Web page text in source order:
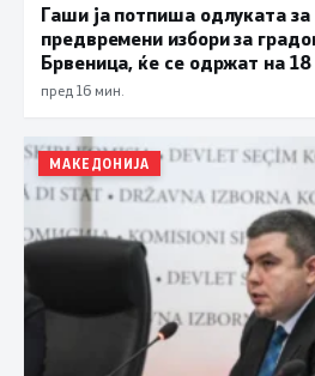
Гаши ја потпиша одлуката
предвремени избори за
Брвеница, ќе се одржат на
пред 16 мин.
МАКЕДОНИЈА